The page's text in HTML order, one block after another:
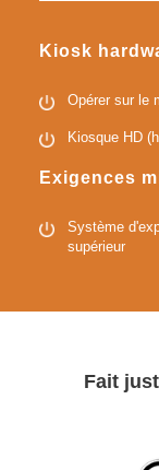
Kiosk
Opérer sur le
Kiosque HD
Exigences
Système
supérieur
Fait